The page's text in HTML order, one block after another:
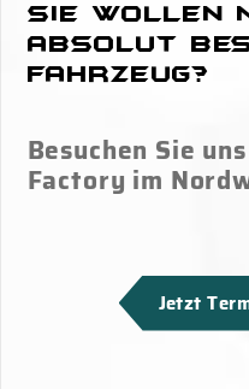
Sie wollen
absolut
Fahrzeug?
Besuchen Sie
Factory im
Jetzt